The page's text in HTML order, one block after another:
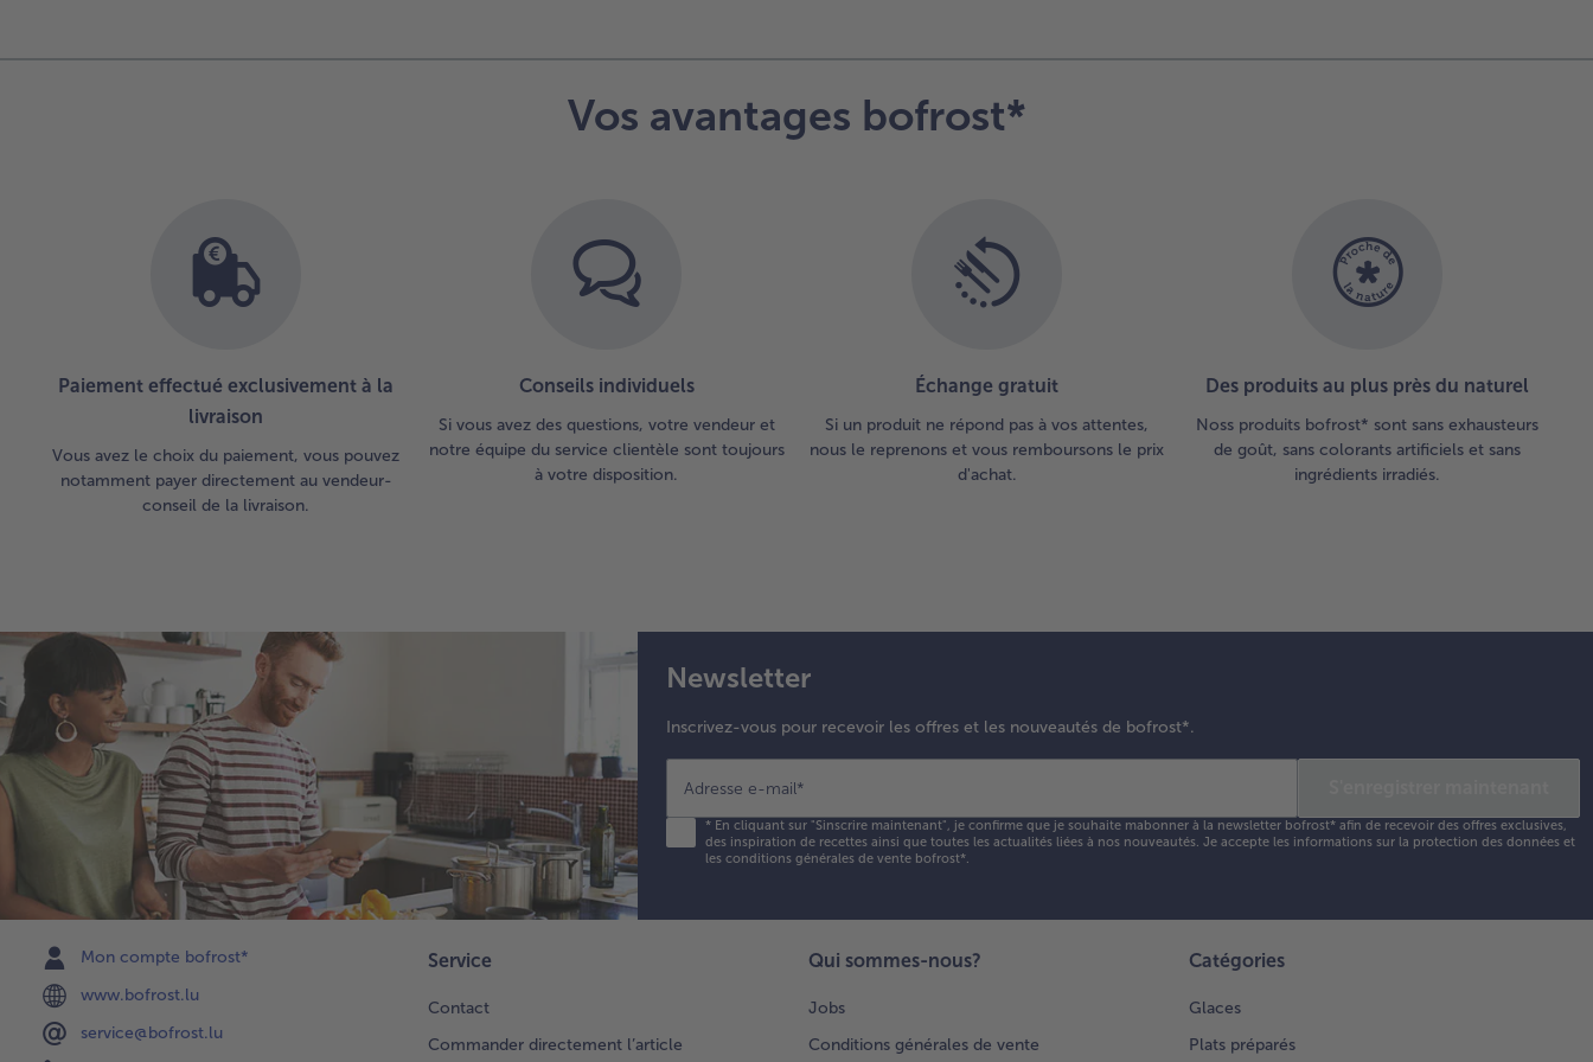
Vos avantages bofrost*
Paiement effectué exclusivement à la
livraison
Vous avez le choix du paiement, vous pouvez
notamment payer directement au vendeur-
conseil de la livraison.
Conseils individuels
Si vous avez des questions, votre vendeur et
notre équipe du service clientèle sont toujours
à votre disposition.
Échange gratuit
Si un produit ne répond pas à vos attentes,
nous le reprenons et vous remboursons le prix
d'achat.
Des produits au plus près du naturel
Noss produits bofrost* sont sans exhausteurs
de goût, sans colorants artificiels et sans
ingrédients irradiés.
Newsletter
Inscrivez-vous pour recevoir les offres et les nouveautés de bofrost*.
Adresse e-mail*
*En cliquant sur "Sinscrire maintenant", je confirme que je souhaite mabonner à la newsletter bofrost* afin de recevoir des offres exclusives,
des inspiration de recettes ainsi que toutes les actualités liées à nos nouveautés. Je accepte les informations sur la protection des données et
les conditions générales de vente bofrost*.
Mon compte bofrost*
www.bofrost.lu
service@bofrost.lu
Service
Contact
Commander directement l’article
Qui sommes-nous?
Jobs
Conditions générales de vente
Catégories
Glaces
Plats préparés